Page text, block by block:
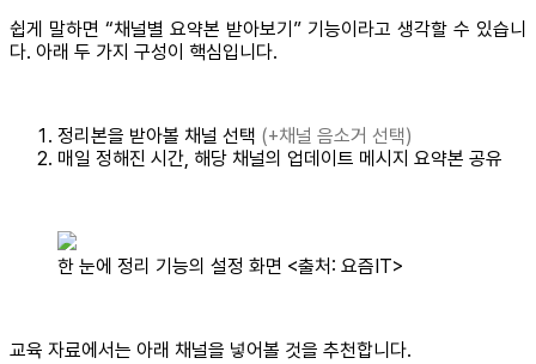
쉽게 말하면 “채널별 요약본 받아보기” 기능이라고 생각할 수 있습니
다. 아래 두 가지 구성이 핵심입니다.
정리본을 받아볼 채널 선택 (+채널 음소거 선택)
매일 정해진 시간, 해당 채널의 업데이트 메시지 요약본 공유
한 눈에 정리 기능의 설정 화면 <출처: 요즘IT>
교육 자료에서는 아래 채널을 넣어볼 것을 추천합니다.